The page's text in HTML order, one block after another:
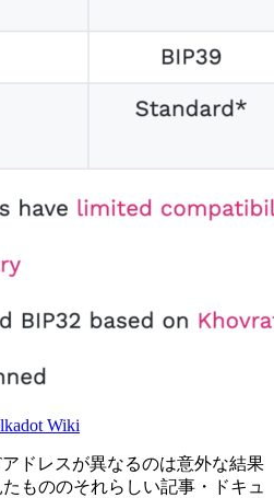
Wiki
アドレスが異なるのは意外な結果
もののそれらしい記事・ドキュ